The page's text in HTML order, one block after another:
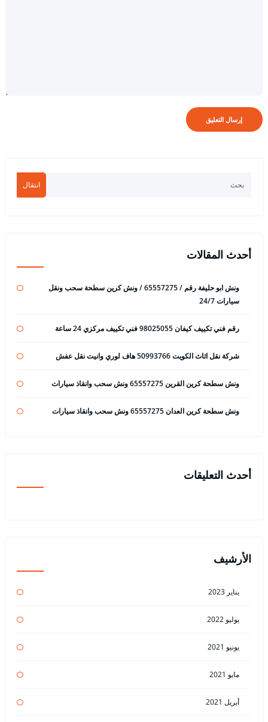
انتقال
أحدث المقالات
ونش ابو حليفة رقم / 65557275 / ونش كرين سطحة سحب ونقل
سيارات 24/7
رقم فني تكييف كيفان 98025055 فني تكييف مركزي 24 ساعة
شركة نقل اثاث الكويت 50993766 هاف لوري وانيت نقل عفش
ونش سطحة كرين القرين 65557275 ونش سحب وانقاذ سيارات
ونش سطحة كرين العدان 65557275 ونش سحب وانقاذ سيارات
أحدث التعليقات
الأرشيف
يناير 2023
يوليو 2022
يونيو 2021
مايو 2021
أبريل 2021